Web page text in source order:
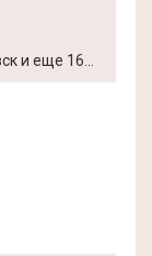
и еще 16...